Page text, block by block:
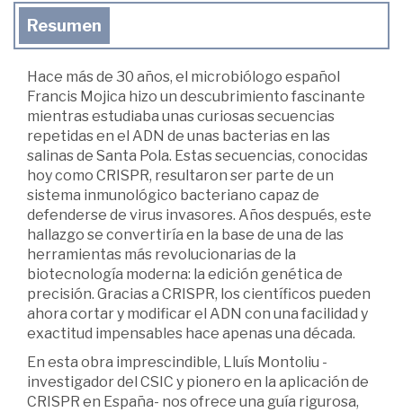
Resumen
Hace más de 30 años, el microbiólogo español
Francis Mojica hizo un descubrimiento fascinante
mientras estudiaba unas curiosas secuencias
repetidas en el ADN de unas bacterias en las
salinas de Santa Pola. Estas secuencias, conocidas
hoy como CRISPR, resultaron ser parte de un
sistema inmunológico bacteriano capaz de
defenderse de virus invasores. Años después, este
hallazgo se convertiría en la base de una de las
herramientas más revolucionarias de la
biotecnología moderna: la edición genética de
precisión. Gracias a CRISPR, los científicos pueden
ahora cortar y modificar el ADN con una facilidad y
exactitud impensables hace apenas una década.
En esta obra imprescindible, Lluís Montoliu -
investigador del CSIC y pionero en la aplicación de
CRISPR en España- nos ofrece una guía rigurosa,